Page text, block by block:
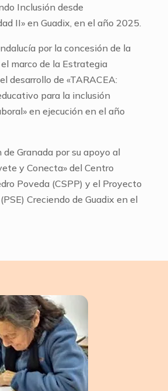
Inclusión desde
II» en Guadix, en el año 2025.
por la concesión de la
marco de la Estrategia
desarrollo de «TARACEA:
para la inclusión
en ejecución en el año
Granada por su apoyo al
y Conecta» del Centro
Poveda (CSPP) y el Proyecto
Creciendo de Guadix en el